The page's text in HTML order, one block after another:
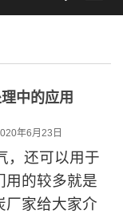
中的应用
年6月23日
还可以用于
用的较多就是
厂家给大家介